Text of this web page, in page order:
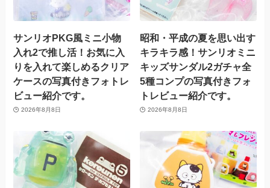
サンリオPKG風ミニ小物
入れ2で推し活！お気に入
りを入れて楽しめるクリア
ケースの写真付きフォトレ
ビュー紹介です。
2026年8月8日
昭和・平成の夏を思い出す
キラキラ感！サンリオミニ
キッズサンダル2ガチャ全
5種コンプの写真付きフォ
トレビュー紹介です。
2026年8月8日